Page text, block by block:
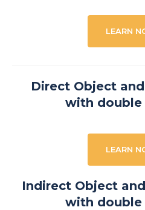
LEARN
Direct Object
with double
LEARN
Indirect Object
with double